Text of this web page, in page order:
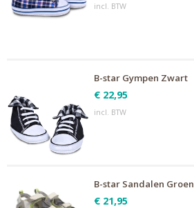
incl. BTW
B-star Gympen Zwart
€ 22,95
incl. BTW
B-star Sandalen Groen
€ 21,95